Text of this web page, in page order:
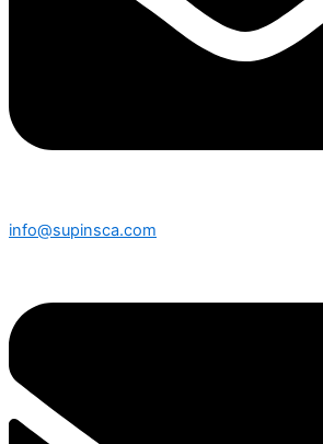
info@supinsca.com